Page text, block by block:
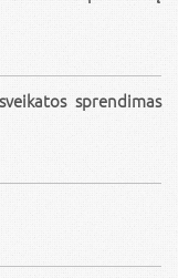
sprendimas